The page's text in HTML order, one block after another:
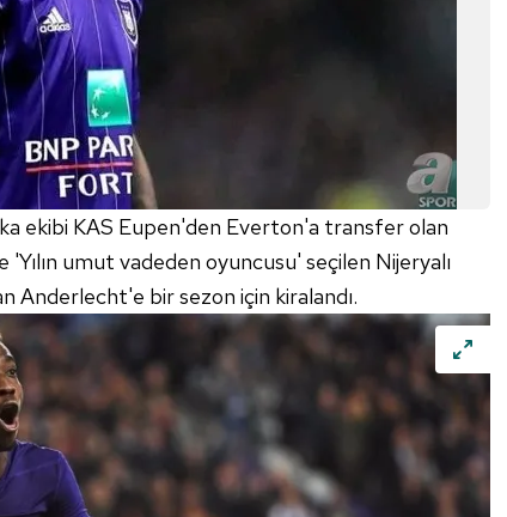
ekibi KAS Eupen'den Everton'a transfer olan
umut vadeden oyuncusu' seçilen Nijeryalı
Anderlecht'e bir sezon için kiralandı.